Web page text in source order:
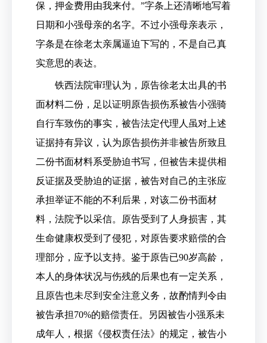
保，押金费用由我来付。”字条上还清晰地写着
日期和小强母亲的名字。不过小强母亲表示，
字条是在徐老太亲属逼迫下写的，不是自己真
实意思的表达。
铁西法院审理认为，原告徐老太出具的书
面材料二份，足以证明原告损伤系被告小强骑
自行车致伤的事实，被告法定代理人虽对上述
证据持有异议，认为原告损伤并非被告所致且
二份书面材料系受胁迫书写，但被告未提供相
反证据及受胁迫的证据，被告对自己的主张应
承担举证不能的不利后果，对该二份书面材
料，法院予以采信。原告受到了人身损害，其
生命健康权受到了侵犯，对原告要求赔偿的合
理部分，应予以支持。鉴于原告已90岁高龄，
本人的身体状况与伤残的后果也有一定关系，
且原告也未尽到安全注意义务，故酌情判令由
被告承担70%的赔偿责任。另因被告小强系未
成年人，根据《侵权责任法》的规定，被告小